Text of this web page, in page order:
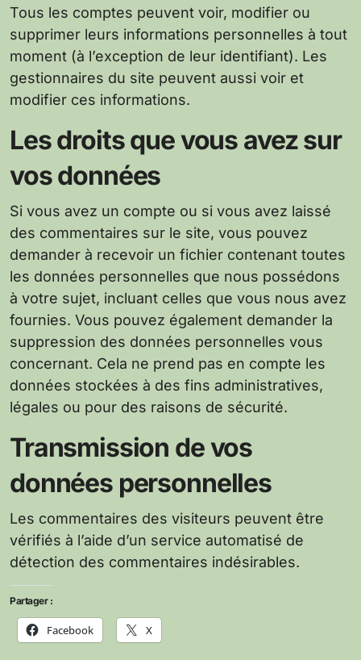
Tous les comptes peuvent voir, modifier ou
supprimer leurs informations personnelles à tout
moment (à l’exception de leur identifiant). Les
gestionnaires du site peuvent aussi voir et
modifier ces informations.
Les droits que vous avez sur
vos données
Si vous avez un compte ou si vous avez laissé
des commentaires sur le site, vous pouvez
demander à recevoir un fichier contenant toutes
les données personnelles que nous possédons
à votre sujet, incluant celles que vous nous avez
fournies. Vous pouvez également demander la
suppression des données personnelles vous
concernant. Cela ne prend pas en compte les
données stockées à des fins administratives,
légales ou pour des raisons de sécurité.
Transmission de vos
données personnelles
Les commentaires des visiteurs peuvent être
vérifiés à l’aide d’un service automatisé de
détection des commentaires indésirables.
Partager :
Facebook X